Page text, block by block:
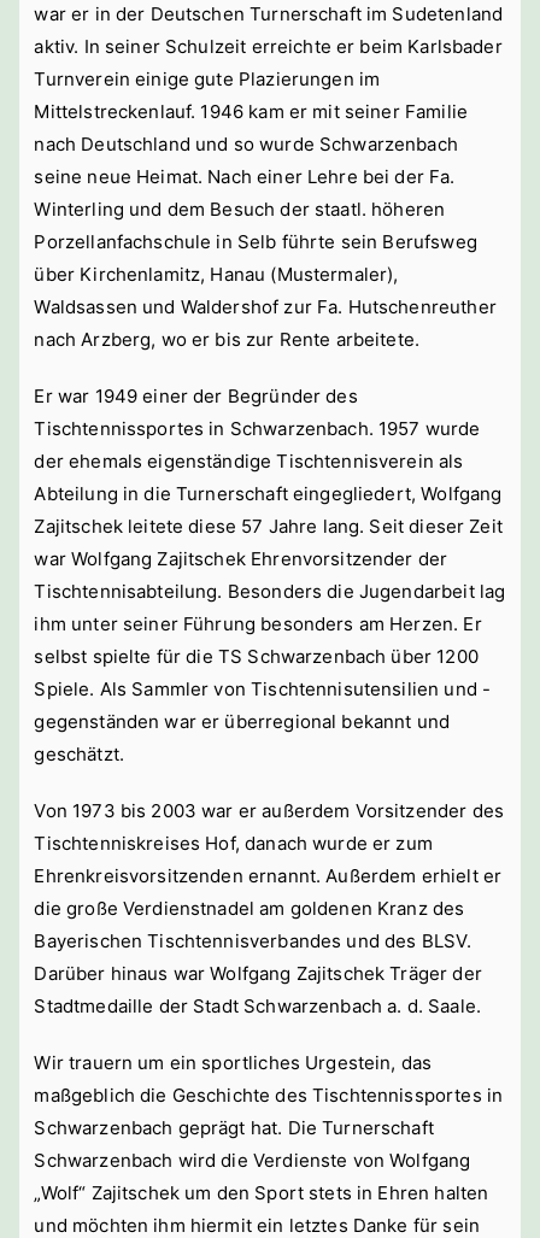
war er in der Deutschen Turnerschaft im Sudetenland
aktiv. In seiner Schulzeit erreichte er beim Karlsbader
Turnverein einige gute Plazierungen im
Mittelstreckenlauf. 1946 kam er mit seiner Familie
nach Deutschland und so wurde Schwarzenbach
seine neue Heimat. Nach einer Lehre bei der Fa.
Winterling und dem Besuch der staatl. höheren
Porzellanfachschule in Selb führte sein Berufsweg
über Kirchenlamitz, Hanau (Mustermaler),
Waldsassen und Waldershof zur Fa. Hutschenreuther
nach Arzberg, wo er bis zur Rente arbeitete.
Er war 1949 einer der Begründer des
Tischtennissportes in Schwarzenbach. 1957 wurde
der ehemals eigenständige Tischtennisverein als
Abteilung in die Turnerschaft eingegliedert, Wolfgang
Zajitschek leitete diese 57 Jahre lang. Seit dieser Zeit
war Wolfgang Zajitschek Ehrenvorsitzender der
Tischtennisabteilung. Besonders die Jugendarbeit lag
ihm unter seiner Führung besonders am Herzen. Er
selbst spielte für die TS Schwarzenbach über 1200
Spiele. Als Sammler von Tischtennisutensilien und -
gegenständen war er überregional bekannt und
geschätzt.
Von 1973 bis 2003 war er außerdem Vorsitzender des
Tischtenniskreises Hof, danach wurde er zum
Ehrenkreisvorsitzenden ernannt. Außerdem erhielt er
die große Verdienstnadel am goldenen Kranz des
Bayerischen Tischtennisverbandes und des BLSV.
Darüber hinaus war Wolfgang Zajitschek Träger der
Stadtmedaille der Stadt Schwarzenbach a. d. Saale.
Wir trauern um ein sportliches Urgestein, das
maßgeblich die Geschichte des Tischtennissportes in
Schwarzenbach geprägt hat. Die Turnerschaft
Schwarzenbach wird die Verdienste von Wolfgang
„Wolf“ Zajitschek um den Sport stets in Ehren halten
und möchten ihm hiermit ein letztes Danke für sein